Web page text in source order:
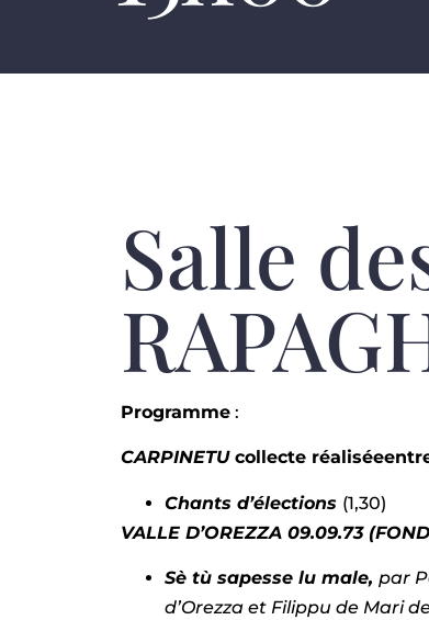
Salle
Programme :
CARPINETU collecte réalisée
Chants d’élections (1,30)
VALLE D’OREZZA 09.09.73
Sè tù sapesse lu male,par
d’Orezza et Filippu de Mari